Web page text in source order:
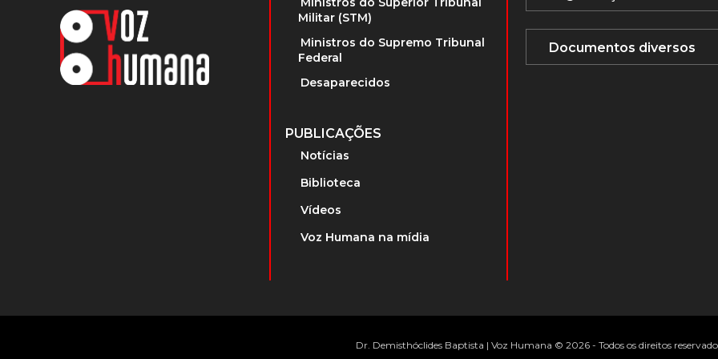
Militar (STM)
Ministros do Supremo Tribunal
Federal
Desaparecidos
PUBLICAÇÕES
Notícias
Biblioteca
Vídeos
Voz Humana na mídia
Dr. Demisthóclides Baptista | Voz Humana © 2026 - Todos os direitos